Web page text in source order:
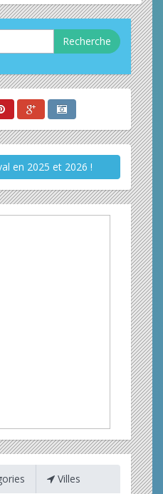
Recherche
en 2025 et 2026 !
Villes